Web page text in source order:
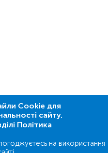
Cookie для
сайту.
Політика
на використання